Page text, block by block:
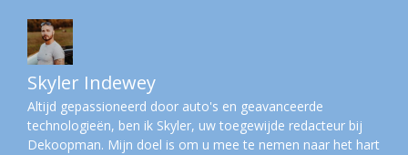
Skyler Indewey
Altijd gepassioneerd door auto's en geavanceerde
technologieën, ben ik Skyler, uw toegewijde redacteur bij
Dekoopman. Mijn doel is om u mee te nemen naar het hart